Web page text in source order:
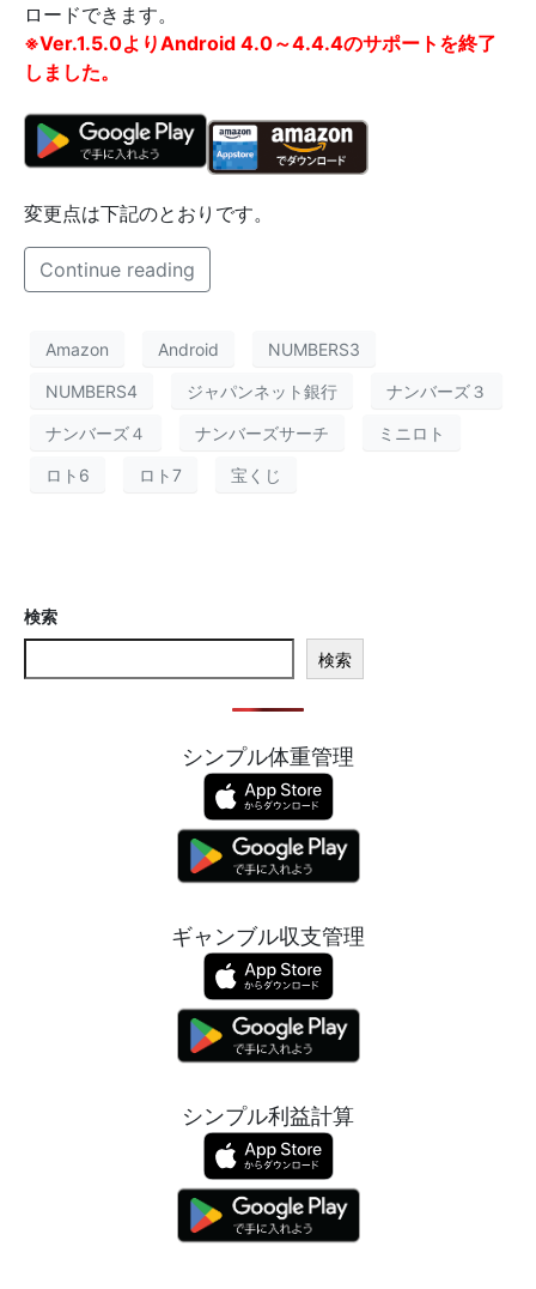
ロードできます。
※Ver.1.5.0よりAndroid 4.0～4.4.4のサポートを終了
しました。
変更点は下記のとおりです。
Continue reading
Amazon Android NUMBERS3
NUMBERS4 ジャパンネット銀行 ナンバーズ３
ナンバーズ４ ナンバーズサーチ ミニロト
ロト6 ロト7 宝くじ
検索
検索
シンプル体重管理
ギャンブル収支管理
シンプル利益計算